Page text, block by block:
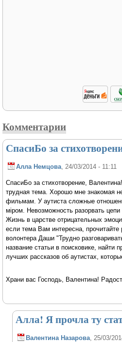
Комментарии
СпасиБо за
Алла Немцова, 24/03/2014 - 11:11
СпасиБо за стихотворение,
трудная тема. Хорошо мне знакомая
фильмам. У аутиста сложные
мiром. Невозможность разорвать цепи
Жизнь в царстве отрицательных
если тема Вам интересна, прочитайте
волонтера Даши "Трудно
название статьи в поисковике, найти
лучших рассказов об аутистах,
Храни вас Господь, Валентина!
Алла! Я прочла ту
Валентина Назарова , 25/03/